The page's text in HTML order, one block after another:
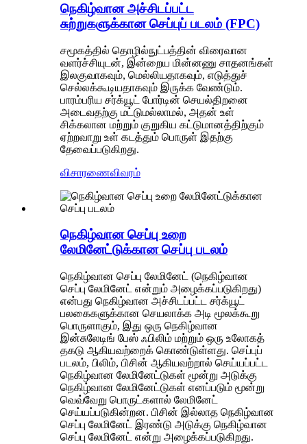
நெகிழ்வான அச்சிடப்பட்ட
சுற்றுகளுக்கான செப்புப் படலம் (FPC)
சமூகத்தில் தொழில்நுட்பத்தின் விரைவான
வளர்ச்சியுடன், இன்றைய மின்னணு சாதனங்கள்
இலகுவாகவும், மெல்லியதாகவும், எடுத்துச்
செல்லக்கூடியதாகவும் இருக்க வேண்டும்.
பாரம்பரிய சர்க்யூட் போர்டின் செயல்திறனை
அடைவதற்கு மட்டுமல்லாமல், அதன் உள்
சிக்கலான மற்றும் குறுகிய கட்டுமானத்திற்கும்
ஏற்றவாறு உள் கடத்தும் பொருள் இதற்கு
தேவைப்படுகிறது.
விசாரணைவிவரம்
நெகிழ்வான செப்பு உறை
லேமினேட்டுக்கான செப்பு படலம்
நெகிழ்வான செப்பு லேமினேட் (நெகிழ்வான
செப்பு லேமினேட் என்றும் அழைக்கப்படுகிறது)
என்பது நெகிழ்வான அச்சிடப்பட்ட சர்க்யூட்
பலகைகளுக்கான செயலாக்க அடி மூலக்கூறு
பொருளாகும், இது ஒரு நெகிழ்வான
இன்சுலேடிங் பேஸ் ஃபிலிம் மற்றும் ஒரு உலோகத்
தகடு ஆகியவற்றைக் கொண்டுள்ளது. செப்புப்
படலம், பிலிம், பிசின் ஆகியவற்றால் செய்யப்பட்ட
நெகிழ்வான லேமினேட்டுகள் மூன்று அடுக்கு
நெகிழ்வான லேமினேட்டுகள் எனப்படும் மூன்று
வெவ்வேறு பொருட்களால் லேமினேட்
செய்யப்படுகின்றன. பிசின் இல்லாத நெகிழ்வான
செப்பு லேமினேட் இரண்டு அடுக்கு நெகிழ்வான
செப்பு லேமினேட் என்று அழைக்கப்படுகிறது.